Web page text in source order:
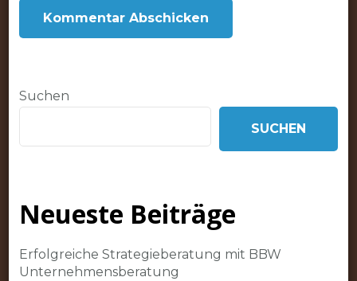
Suchen
SUCHEN
Neueste Beiträge
Erfolgreiche Strategieberatung mit BBW
Unternehmensberatung